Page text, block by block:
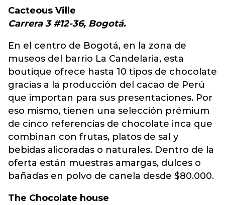
Cacteous Ville
Carrera 3 #12-36, Bogotá.
En el centro de Bogotá, en la zona de
museos del barrio La Candelaria, esta
boutique ofrece hasta 10 tipos de chocolate
gracias a la producción del cacao de Perú
que importan para sus presentaciones. Por
eso mismo, tienen una selección prémium
de cinco referencias de chocolate inca que
combinan con frutas, platos de sal y
bebidas alicoradas o naturales. Dentro de la
oferta están muestras amargas, dulces o
bañadas en polvo de canela desde $80.000.
The Chocolate house